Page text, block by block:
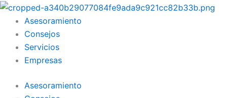
Ir
contenido
Asesoramiento
Consejos
Servicios
Empresas
Asesoramiento